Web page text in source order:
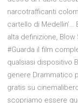
narcotrafficanti
cartello di
alta definizione,
#Guarda il film
qualsiasi dispositivo
genere Drammatico
gratis su
scopriamo essere